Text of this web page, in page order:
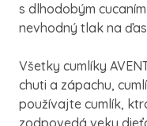
s dlhodobým
nevhodný tlak na
Všetky cumlíky
chuti a zápachu,
používajte cumlík,
zodpovedá veku